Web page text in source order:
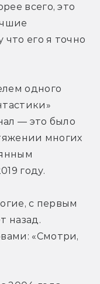
всего, это
его я точно
одного
— это было
многих
году.
с первым
назад.
«Смотри,